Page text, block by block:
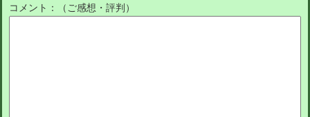
コメント：（ご感想・評判）